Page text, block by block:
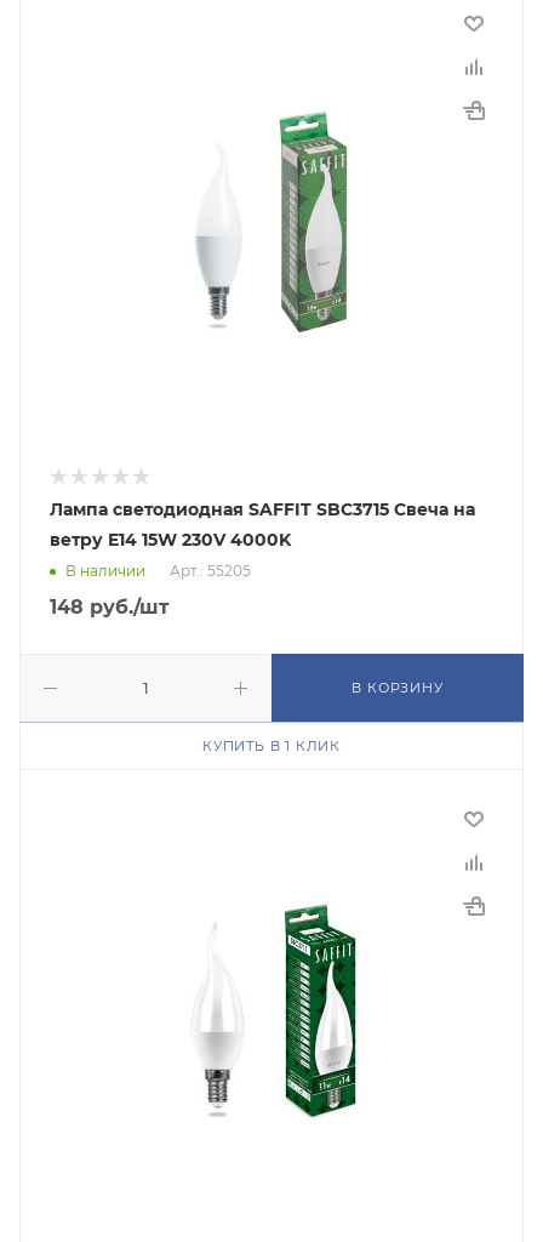
Лампа светодиодная SAFFIT SBC3715 Свеча на
ветру E14 15W 230V 4000K
В наличии Арт.: 55205
148 руб./шт
В КОРЗИНУ
КУПИТЬ В 1 КЛИК